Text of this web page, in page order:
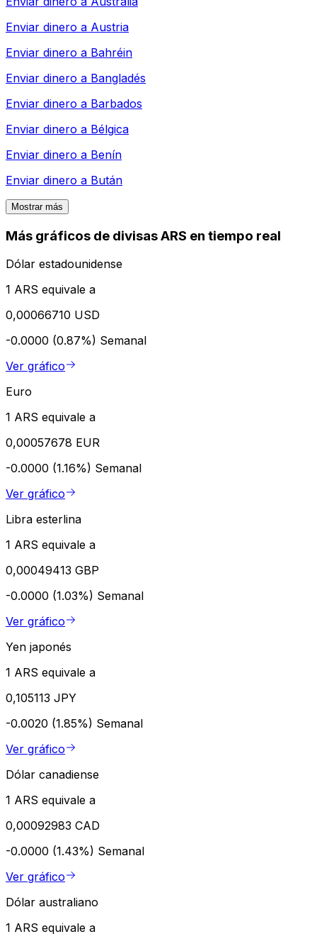
Enviar dinero a Austria
Enviar dinero a Bahréin
Enviar dinero a Bangladés
Enviar dinero a Barbados
Enviar dinero a Bélgica
Enviar dinero a Benín
Enviar dinero a Bután
Mostrar más
Más gráficos de divisas ARS en tiempo real
Dólar estadounidense
1 ARS equivale a
0,00066710 USD
-0.0000 (0.87%) Semanal
Ver gráfico
Euro
1 ARS equivale a
0,00057678 EUR
-0.0000 (1.16%) Semanal
Ver gráfico
Libra esterlina
1 ARS equivale a
0,00049413 GBP
-0.0000 (1.03%) Semanal
Ver gráfico
Yen japonés
1 ARS equivale a
0,105113 JPY
-0.0020 (1.85%) Semanal
Ver gráfico
Dólar canadiense
1 ARS equivale a
0,00092983 CAD
-0.0000 (1.43%) Semanal
Ver gráfico
Dólar australiano
1 ARS equivale a